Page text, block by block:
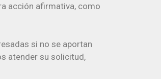
acción afirmativa, como
si no se aportan
atender su solicitud,